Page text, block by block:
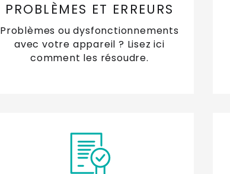
PROBLÈMES ET ERREURS
Problèmes ou dysfonctionnements
avec votre appareil ? Lisez ici
comment les résoudre.